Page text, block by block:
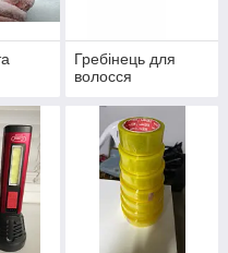
Гребінець для
волосся